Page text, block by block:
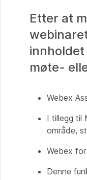
Etter at
møte-
Webex
I tillegg til
område,
Webex
Denne